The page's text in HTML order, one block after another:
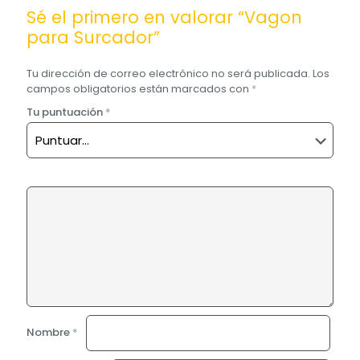
Sé el primero en valorar “Vagon
para Surcador”
Tu dirección de correo electrónico no será publicada. Los
campos obligatorios están marcados con *
Tu puntuación *
Nombre *